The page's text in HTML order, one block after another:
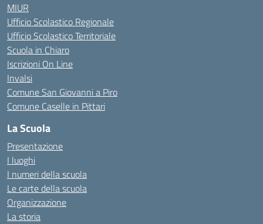
MIUR
Ufficio Scolastico Regionale
Ufficio Scolastico Territoriale
Scuola in Chiaro
Iscrizioni On Line
Invalsi
Comune San Giovanni a Piro
Comune Caselle in Pittari
La Scuola
Presentazione
I luoghi
I numeri della scuola
Le carte della scuola
Organizzazione
La storia